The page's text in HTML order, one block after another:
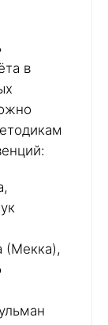
в
(Мекка),